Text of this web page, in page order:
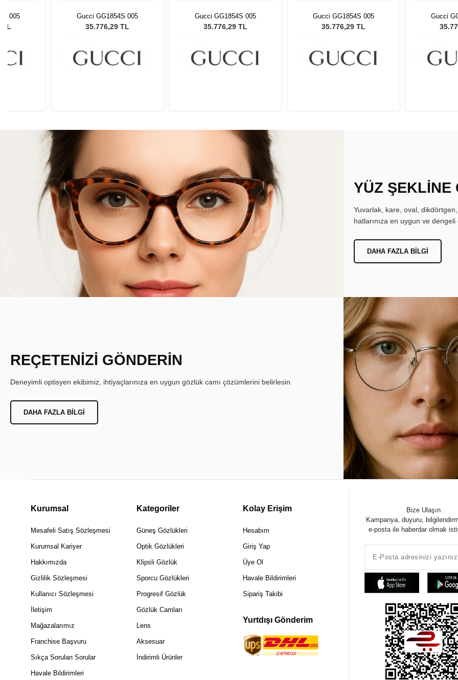
005
TL
Gucci GG1854S 005
35.776,29 TL
Gucci GG1854S 005
35.776,29 TL
Gucci GG1854S 005
35.776,29 TL
Gucci
YÜZ ŞEKLİNE
Yuvarlak, kare, oval,
hatlarınıza en uygun ve
DAHA FAZLA BILGI
REÇETENİZİ GÖNDERİN
Deneyimli optisyen ekibimiz, ihtiyaçlarınıza en uygun gözlük camı çözümlerini belirlesin.
DAHA FAZLA BILGI
Kurumsal
Mesafeli Satış Sözleşmesi
Kurumsal Kariyer
Hakkımızda
Gizlilik Sözleşmesi
Kullanıcı Sözleşmesi
İletişim
Mağazalarımız
Franchise Başvuru
Sıkça Sorulan Sorular
Havale Bildirimleri
Kategoriler
Güneş Gözlükleri
Optik Gözlükleri
Klipsli Gözlük
Sporcu Gözlükleri
Progresif Gözlük
Gözlük Camları
Lens
Aksesuar
İndirimli Ürünler
Kolay Erişim
Hesabım
Giriş Yap
Üye Ol
Havale Bildirimleri
Sipariş Takibi
Yurtdışı Gönderim
Bize Ulaşın
Kampanya, duyuru,
e-posta ile haberdar olmak